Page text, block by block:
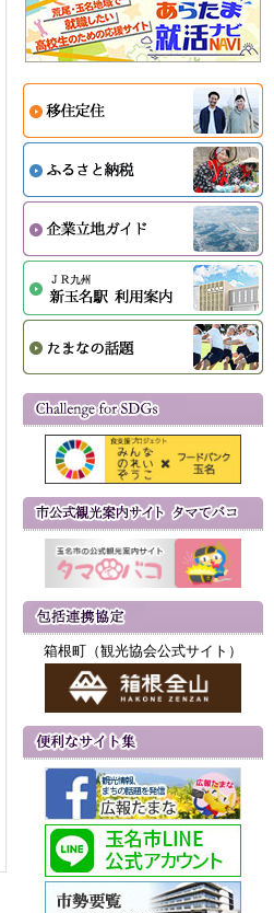
箱根町（観光協会公式サイト）